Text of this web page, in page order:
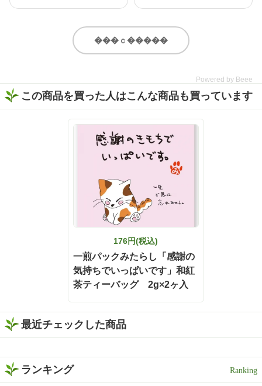
を楽しむなら、お酒だけじ
は、いしだ茶屋のオンライ
ンショップ限定商品【濃旨
年度いしだ茶屋年間売り上
げNo.1👑 販売開始から多く
の方に愛されている、いし
だ茶屋で人気のティーバッ
で作られた濃旨緑茶は、テ
ィーバッグとは思えないほ
どしっかりとした味わい😋
はの甘みがふわっと広がっ
て、まるで茶葉から丁寧に
淹れたような本格的な美味
て、ぜひ試してほしいのが
「静岡割」🍶🍵 濃旨緑茶テ
ィーバッグで作った緑茶を
お酒で割るだけという、と
ってもシンプルな楽しみ方
も緑茶の存在感が消えない
😌 お茶の旨みとお酒の風味
がバランスよく重なって、
く、いつもの晩酌がちょっ
で一息🍵 黒烏龍なので 和食
もあるので 洋食にもあい 幅
広く 美味しく召し上がれる
と思います。 いしだ茶屋
はストーリーに リンクを貼
り付けたので是非 チェック
してみてください🙇‍♀️ https://
www.ishida-chaya.jp/?pid=1
いしだ茶屋 #タイアップ #
黒烏龍茶 #ウーロン茶 #今
日のお茶
���ｃ�����
Powered by Beee
この商品を買った人はこんな商品も買っています
176円(税込)
一煎パックみたらし「感謝の
気持ちでいっぱいです」和紅
茶ティーバッグ 2g×2ヶ入
最近チェックした商品
ランキング